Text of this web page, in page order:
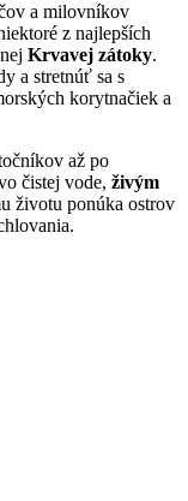
a milovníkov
z najlepších
Krvavej zátoky.
a stretnúť sa s
korytnačiek a
až po
čistej vode, živým
životu ponúka ostrov